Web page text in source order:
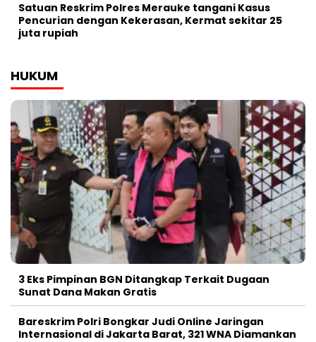
Satuan Reskrim Polres Merauke tangani Kasus
Pencurian dengan Kekerasan, Kermat sekitar 25
juta rupiah
HUKUM
3 Eks Pimpinan BGN Ditangkap Terkait Dugaan
Sunat Dana Makan Gratis
Bareskrim Polri Bongkar Judi Online Jaringan
Internasional di Jakarta Barat, 321 WNA Diamankan